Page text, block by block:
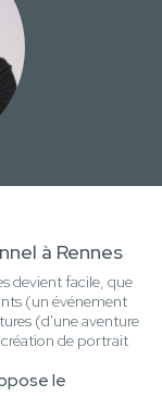
à Rennes
devient facile, que
(un événement
(d'une aventure
de portrait
le